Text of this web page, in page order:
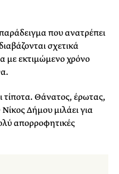
που ανατρέπει
σχετικά
με εκτιμώμενο χρόνο
τίποτα. Θάνατος, έρωτας,
Δήμου μιλάει για
απορροφητικές